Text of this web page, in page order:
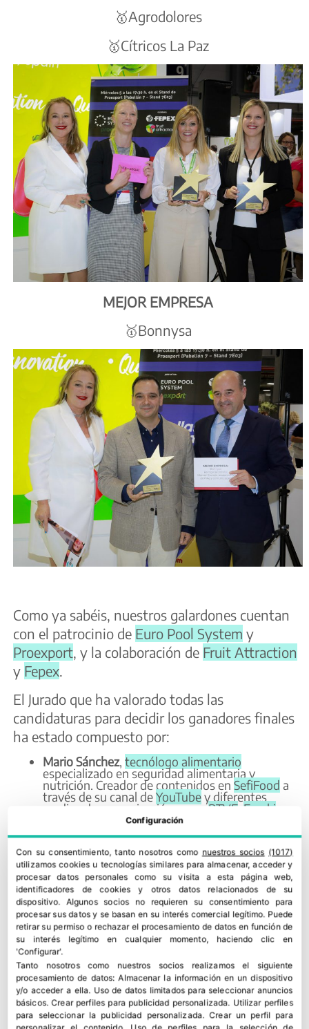
🥇Agrodolores
🥇Cítricos La Paz
MEJOR EMPRESA
🥇Bonnysa
Como ya sabéis, nuestros galardones cuentan
con el patrocinio de Euro Pool System y
Proexport, y la colaboración de Fruit Attraction
y Fepex.
El Jurado que ha valorado todas las
candidaturas para decidir los ganadores finales
ha estado compuesto por:
Mario Sánchez, tecnólogo alimentario
especializado en seguridad alimentaria y
nutrición. Creador de contenidos en SefiFood a
través de su canal deYouTubey diferentes
medios de comunicación comoRTVE Eroski
Vitónica. Además, es CEO de la
agencia de comunicación y divulgación
formaciónen estas temáticas.
Anna Mayernació en Italia pero lleva más de 25
años establecida en España. En 2009 crea
Panepanna, un proyecto de divulgación
gastronómica alrededor de la cocina italiana y
desde 2010 trabaja en Guitián Mayer,
desarrollando proyectos alrededor de la
gastronomía con productores, instituciones y
hostelería. Colabora con
Gastronòmic entre otros.
César Brito,periodista, creador de contenido y
podcaster. Cuenta con casi quince años de
experiencia en el mundo de la comunicación.
Está especializado en marketing digital, redes,
estrategia social y branding. Genera material
Configuración
Con su consentimiento, tanto nosotros como nuestros socios (1017)
utilizamos cookies u tecnologías similares para almacenar, acceder y
procesar datos personales como su visita a esta página web,
identificadores de cookies y otros datos relacionados de su
dispositivo. Algunos socios no requieren su consentimiento para
procesar sus datos y se basan en su interés comercial legítimo. Puede
retirar su permiso o rechazar el procesamiento de datos en función de
su interés legítimo en cualquier momento, haciendo clic en
'Configurar'.
Tanto nosotros como nuestros socios realizamos el siguiente
procesamiento de datos:Almacenar la información en un dispositivo
y/o acceder a ella. Uso de datos limitados para seleccionar anuncios
básicos.Crear perfiles para publicidad personalizada. Utilizar perfiles
para seleccionar la publicidad personalizada.Crear un perfil para